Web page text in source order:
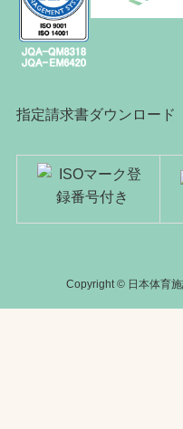
指定請求書ダウンロード
Copyright © 日本体育